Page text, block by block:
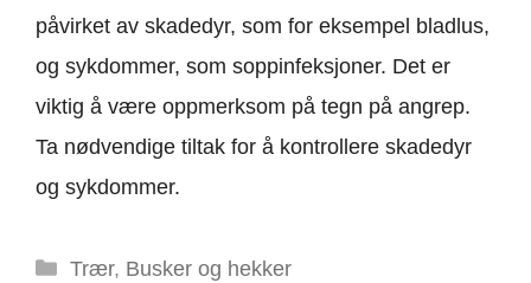
påvirket av skadedyr, som for eksempel bladlus,
og sykdommer, som soppinfeksjoner. Det er
viktig å være oppmerksom på tegn på angrep.
Ta nødvendige tiltak for å kontrollere skadedyr
og sykdommer.
Kategorier
Trær, Busker og hekker